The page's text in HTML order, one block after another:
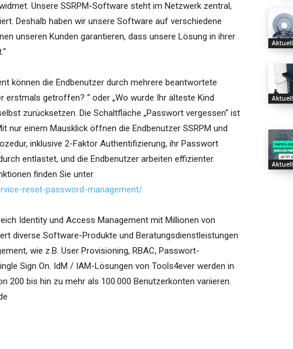
Unsere SSRPM-Software steht im Netzwerk zentral,
Deshalb haben wir unsere Software auf verschiedene
unseren Kunden garantieren, dass unsere Lösung in ihrer
können die Endbenutzer durch mehrere beantwortete
erstmals getroffen? “ oder „Wo wurde Ihr älteste Kind
zurücksetzen. Die Schaltfläche „Passwort vergessen“ ist
nur einem Mausklick öffnen die Endbenutzer SSRPM und
inklusive 2-Faktor Authentifizierung, ihr Passwort
entlastet, und die Endbenutzer arbeiten effizienter.
finden Sie unter
reset-password-management/
Identity und Access Management mit Millionen von
diverse Software-Produkte und Beratungsdienstleistungen
wie z.B. User Provisioning, RBAC, Passwort-
Sign On. IdM / IAM-Lösungen von Tools4ever werden in
200 bis hin zu mehr als 100.000 Benutzerkonten variieren.
Aktuell
Aktuell
Aktuell